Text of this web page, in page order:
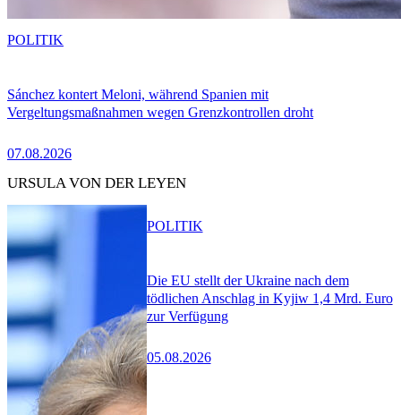
Sánchez kontert Meloni, während Spanien mit
Vergeltungsmaßnahmen wegen Grenzkontrollen droht
07.08.2026
POLITIK
URSULA VON DER LEYEN
Die EU stellt der Ukraine nach dem
tödlichen Anschlag in Kyjiw 1,4 Mrd. Euro
zur Verfügung
05.08.2026
POLITIK